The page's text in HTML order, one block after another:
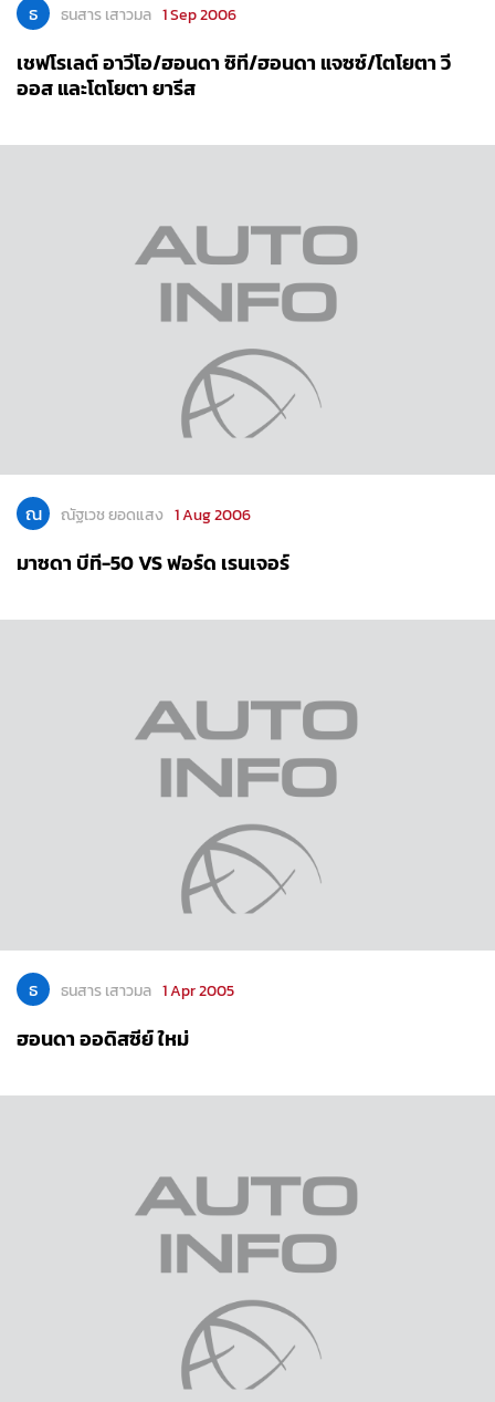
ธ ธนสาร เสาวมล 1 Sep 2006
เชฟโรเลต์ อาวีโอ/ฮอนดา ซิที/ฮอนดา แจซซ์/โตโยตา วี
ออส และโตโยตา ยารีส
ณ ณัฐเวช ยอดแสง 1 Aug 2006
มาซดา บีที-50 VS ฟอร์ด เรนเจอร์
ธ ธนสาร เสาวมล 1 Apr 2005
ฮอนดา ออดิสซีย์ ใหม่